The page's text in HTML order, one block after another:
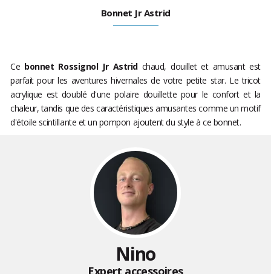
Bonnet Jr Astrid
Ce bonnet Rossignol Jr Astridchaud, douillet et amusant est
parfait pour les aventures hivernales de votre petite star. Le tricot
acrylique est doublé d'une polaire douillette pour le confort et la
chaleur, tandis que des caractéristiques amusantes comme un motif
d'étoile scintillante et un pompon ajoutent du style à ce bonnet.
Nino